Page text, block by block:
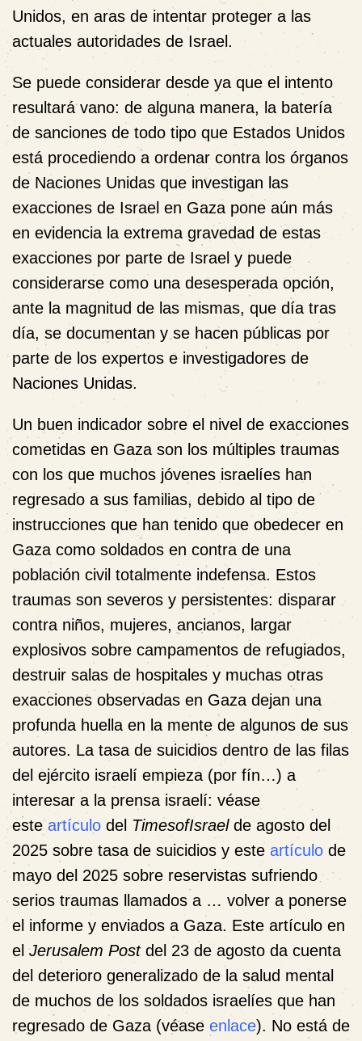
Unidos, en aras de intentar proteger a las
actuales autoridades de Israel.
Se puede considerar desde ya que el intento
resultará vano: de alguna manera, la batería
de sanciones de todo tipo que Estados Unidos
está procediendo a ordenar contra los órganos
de Naciones Unidas que investigan las
exacciones de Israel en Gaza pone aún más
en evidencia la extrema gravedad de estas
exacciones por parte de Israel y puede
considerarse como una desesperada opción,
ante la magnitud de las mismas, que día tras
día, se documentan y se hacen públicas por
parte de los expertos e investigadores de
Naciones Unidas.
Un buen indicador sobre el nivel de exacciones
cometidas en Gaza son los múltiples traumas
con los que muchos jóvenes israelíes han
regresado a sus familias, debido al tipo de
instrucciones que han tenido que obedecer en
Gaza como soldados en contra de una
población civil totalmente indefensa. Estos
traumas son severos y persistentes: disparar
contra niños, mujeres, ancianos, largar
explosivos sobre campamentos de refugiados,
destruir salas de hospitales y muchas otras
exacciones observadas en Gaza dejan una
profunda huella en la mente de algunos de sus
autores. La tasa de suicidios dentro de las filas
del ejército israelí empieza (por fín…) a
interesar a la prensa israelí: véase
esteartículo del TimesofIsraelde agosto del
2025 sobre tasa de suicidios y este artículo de
mayo del 2025 sobre reservistas sufriendo
serios traumas llamados a … volver a ponerse
el informe y enviados a Gaza. Este artículo en
el Jerusalem Postdel 23 de agosto da cuenta
del deterioro generalizado de la salud mental
de muchos de los soldados israelíes que han
regresado de Gaza (véase enlace). No está de